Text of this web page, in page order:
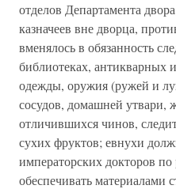
отделов Департамента
казначеев вне дворца,
вменялось в обязанность
библиотеках, антикварных
одежды, оружия (ружей и
сосудов, домашней утвари,
отличившихся чинов,
сухих фруктов; евнухи
императорских докторов
обеспечивать материалами